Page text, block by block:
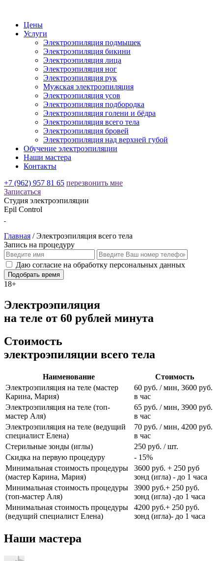
Цены
Услуги
Электроэпиляция подмышек
Электроэпиляция бикини
Электроэпиляция лица
Электроэпиляция ног
Электроэпиляция рук
Мужская электроэпиляция
Электроэпиляция усов
Электроэпиляция подбородка
Электроэпиляция голени и бёдра
Электроэпиляция всего тела
Электроэпиляция бровей
Электроэпиляция над верхней губой
Обучение электроэпиляции
Наши мастера
Контакты
+7 (962) 957 81 65 перезвонить мне
Записаться
Студия электроэпиляции
Epil Control
Главная /Электроэпиляция всего тела
Запись на процедуру
Даю согласие на обработку персональных данных
Подобрать время
18+
Электроэпиляция
на теле от 60 рублей минута
Стоимость
электроэпиляции всего тела
Наименование
Стоимость
Электроэпиляция на теле (мастер
Карина, Мария)
60 руб. / мин, 3600 руб.
в час
Электроэпиляция на теле (топ-
мастер Аля)
65 руб. / мин, 3900 руб.
в час
Электроэпиляция на теле (ведущий
специалист Елена)
70 руб. / мин, 4200 руб.
в час
Стерильные зонды (иглы)
250 руб. / шт.
Скидка на первую процедуру
- 15%
Минимальная стоимость процедуры
(мастер Карина, Мария)
3600 руб. + 250 руб
зонд (игла) - до 1 часа
Минимальная стоимость процедуры
(топ-мастер Аля)
3900 руб.+ 250 руб.
зонд (игла) -до 1 часа
Минимальная стоимость процедуры
(ведущий специалист Елена)
4200 руб.+ 250 руб.
зонд (игла)- до 1 часа
Наши мастера